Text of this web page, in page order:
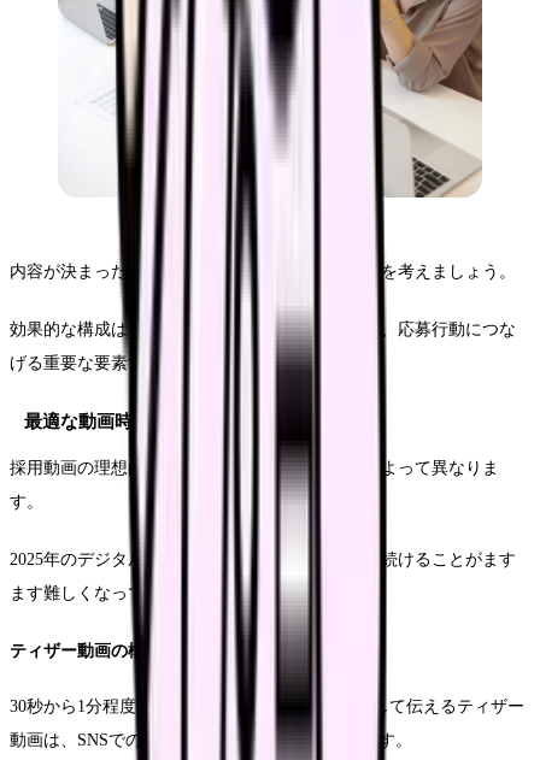
内容が決まったら、次は視聴者を惹きつける構成を考えましょう。
効果的な構成は、視聴者の関心を最後まで維持し、応募行動につな
げる重要な要素です。
最適な動画時間と構成比率
採用動画の理想的な長さは、ターゲットや目的によって異なりま
す。
2025年のデジタル環境では、視聴者の注目を引き続けることがます
ます難しくなっています。
ティザー動画の構成
30秒から1分程度の短時間で、病院の魅力を凝縮して伝えるティザー
動画は、SNSでの拡散や初期の関心喚起に最適です。